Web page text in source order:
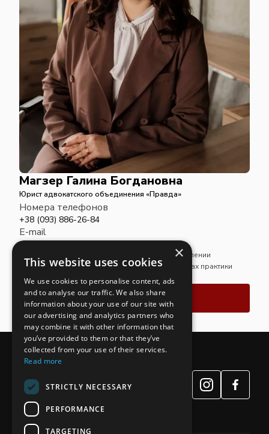
Магзер Галина Богдановна
Юрист адвокатского объединения «Правда»
Номера телефонов
+38 (093) 886-26-84
E-mail
advcomppravda@gmail.com
Магистр права. Специализируется на предоставлении
юридических услуг и сопровождении дел в рамках практики
адвокатского объединения «Правда».
Связаться
×
This website uses cookies
We use cookies to personalise content, ads
and to analyse our traffic. We also share
information about your use of our site with
our advertising and analytics partners who
may combine it with other information that
you’ve provided to them or that they’ve
collected from your use of their services.
Read more
STRICTLY NECESSARY
PERFORMANCE
TARGETING